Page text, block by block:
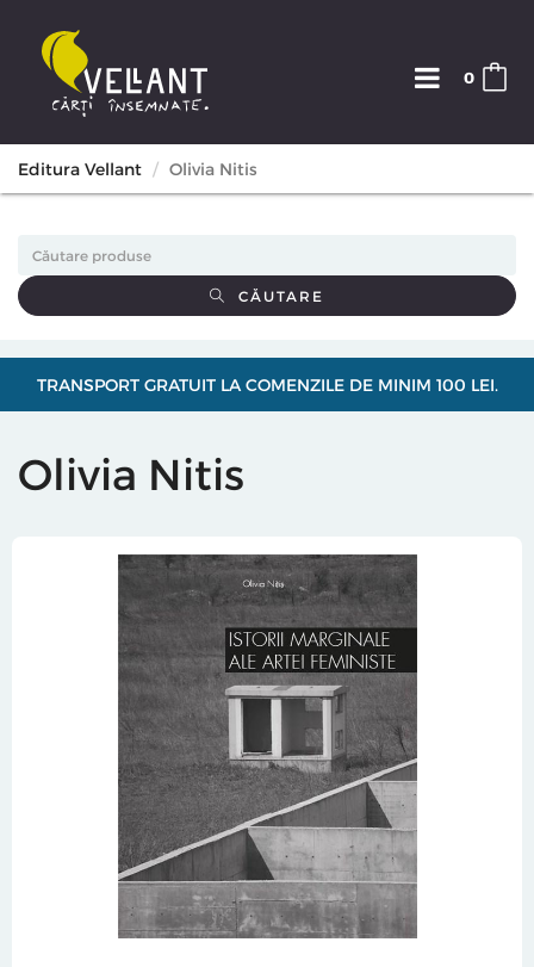
0
Editura Vellant Olivia Nitis
CĂUTARE
TRANSPORT GRATUIT LA COMENZILE DE MINIM 100 LEI.
Olivia Nitis